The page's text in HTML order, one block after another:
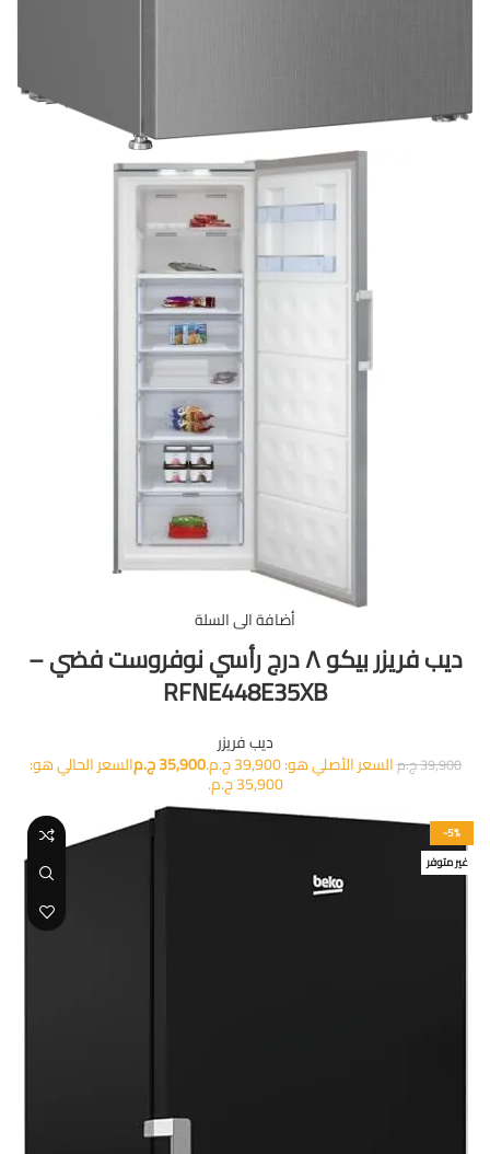
أضافة الى السلة
ديب فريزر بيكو ٨ درج رأسي نوفروست فضي –
RFNE448E35XB
ديب فريزر
39,900ج.مالسعر الأصلي هو: 39,900 ج.م. 35,900ج.مالسعر الحالي هو:
35,900 ج.م.
-5%
غير متوفر